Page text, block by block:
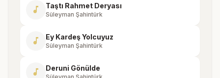
music_note Taştı Rahmet Deryası
Süleyman Şahintürk
music_note Ey Kardeş Yolcuyuz
Süleyman Şahintürk
music_note Deruni Gönülde